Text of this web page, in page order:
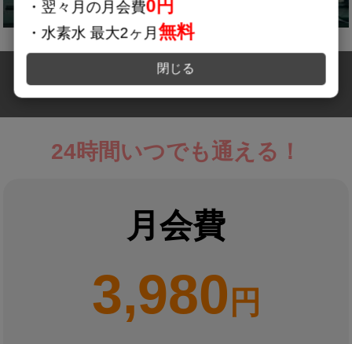
・翌々月の月会費0円
・水素水 最大2ヶ月無料
閉じる
料金のご案内
24時間いつでも通える！
月会費
3,980 円